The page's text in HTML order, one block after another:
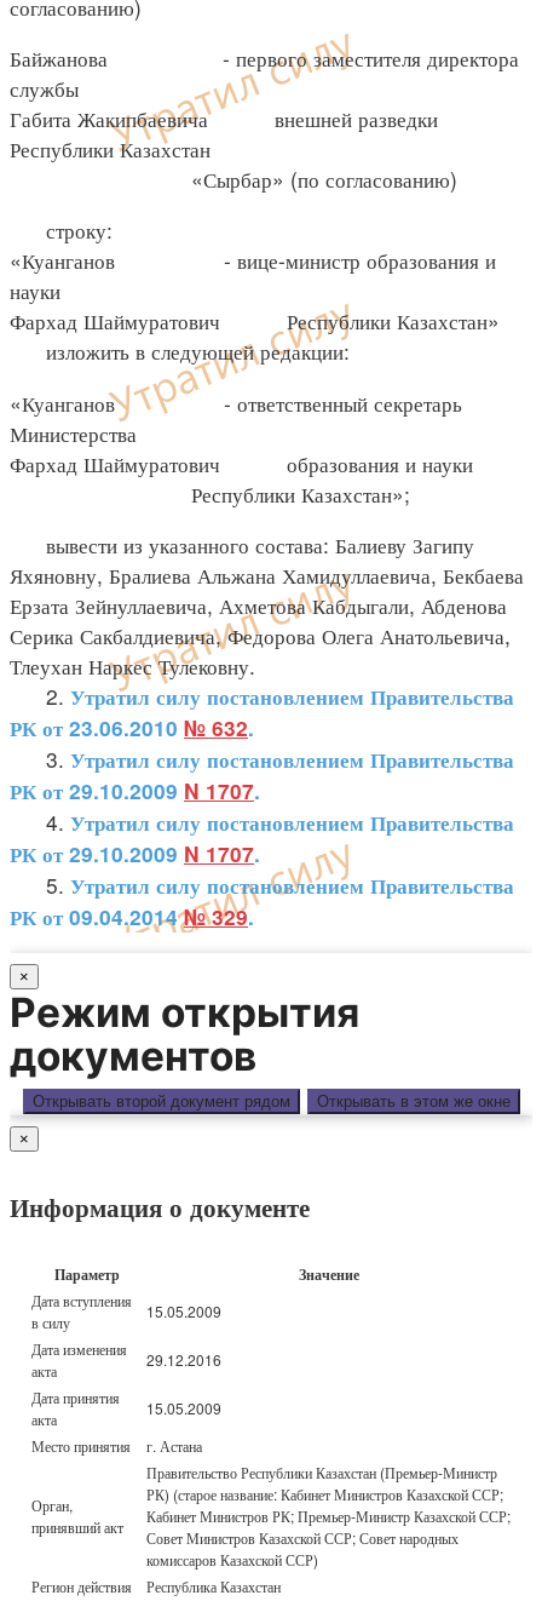
согласованию)
Байжанова - первого заместителя директора
службы
Габита Жакипбаевича внешней разведки
Республики Казахстан
«Сырбар» (по согласованию)
строку:
«Куанганов - вице-министр образования и
науки
Фархад Шаймуратович Республики Казахстан»
изложить в следующей редакции:
«Куанганов - ответственный секретарь
Министерства
Фархад Шаймуратович образования и науки
Республики Казахстан»;
вывести из указанного состава: Балиеву Загипу
Яхяновну, Бралиева Альжана Хамидуллаевича, Бекбаева
Ерзата Зейнуллаевича, Ахметова Кабдыгали, Абденова
Серика Сакбалдиевича, Федорова Олега Анатольевича,
Тлеухан Наркес Тулековну.
2. Утратил силу постановлением Правительства
РК от 23.06.2010 № 632.
3. Утратил силу постановлением Правительства
РК от 29.10.2009 N 1707.
4. Утратил силу постановлением Правительства
РК от 29.10.2009 N 1707.
5. Утратил силу постановлением Правительства
РК от 09.04.2014№ 329.
×
Режим открытия
документов
Открывать второй документ рядом Открывать в этом же окне
×
Информация о документе
Параметр Значение
Дата вступления
в силу
15.05.2009
Дата изменения
акта
29.12.2016
Дата принятия
акта
15.05.2009
Место принятия
г. Астана
Орган,
принявший акт
Правительство Республики Казахстан (Премьер-Министр
РК) (старое название: Кабинет Министров Казахской ССР;
Кабинет Министров РК; Премьер-Министр Казахской ССР;
Совет Министров Казахской ССР; Совет народных
комиссаров Казахской ССР)
Регион действия
Республика Казахстан